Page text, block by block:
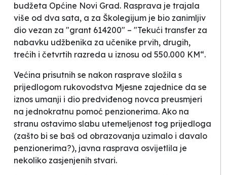
budžeta Općine Novi Grad. Rasprava je trajala
više od dva sata, a za Školegijum je bio zanimljiv
dio vezan za "grant 614200" – "Tekući transfer za
nabavku udžbenika za učenike prvih, drugih,
trećih i četvrtih razreda u iznosu od 550.000 KM“.
Većina prisutnih se nakon rasprave složila s
prijedlogom rukovodstva Mjesne zajednice da se
iznos umanji i dio predviđenog novca preusmjeri
na jednokratnu pomoć penzionerima. Ako na
stranu ostavimo slabu utemeljenost tog prijedloga
(zašto bi se baš od obrazovanja uzimalo i davalo
penzionerima?), javna rasprava osvijetlila je
nekoliko zasjenjenih stvari.